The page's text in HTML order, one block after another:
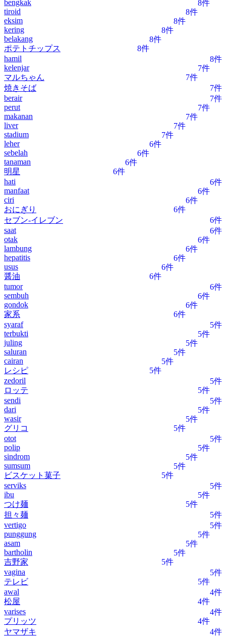
bengkak
8件
tiroid
8件
eksim
8件
kering
8件
belakang
8件
ポテトチップス
8件
hamil
8件
kelenjar
7件
マルちゃん
7件
焼きそば
7件
berair
7件
perut
7件
makanan
7件
liver
7件
stadium
7件
leher
6件
sebelah
6件
tanaman
6件
明星
6件
hati
6件
manfaat
6件
ciri
6件
おにぎり
6件
セブン-イレブン
6件
saat
6件
otak
6件
lambung
6件
hepatitis
6件
usus
6件
醤油
6件
tumor
6件
sembuh
6件
gondok
6件
家系
6件
syaraf
5件
terbukti
5件
juling
5件
saluran
5件
cairan
5件
レシピ
5件
zedoril
5件
ロッテ
5件
sendi
5件
dari
5件
wasir
5件
グリコ
5件
otot
5件
polip
5件
sindrom
5件
sumsum
5件
ビスケット菓子
5件
serviks
5件
ibu
5件
つけ麺
5件
担々麺
5件
vertigo
5件
punggung
5件
asam
5件
bartholin
5件
吉野家
5件
vagina
5件
テレビ
5件
awal
4件
松屋
4件
varises
4件
プリッツ
4件
ヤマザキ
4件